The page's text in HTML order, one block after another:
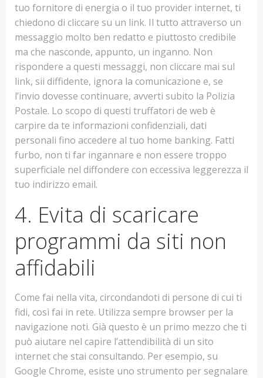
tuo fornitore di energia o il tuo provider internet, ti
chiedono di cliccare su un link. Il tutto attraverso un
messaggio molto ben redatto e piuttosto credibile
ma che nasconde, appunto, un inganno. Non
rispondere a questi messaggi, non cliccare mai sul
link, sii diffidente, ignora la comunicazione e, se
l’invio dovesse continuare, avverti subito la Polizia
Postale. Lo scopo di questi truffatori de web è
carpire da te informazioni confidenziali, dati
personali fino accedere al tuo home banking. Fatti
furbo, non ti far ingannare e non essere troppo
superficiale nel diffondere con eccessiva leggerezza il
tuo indirizzo email.
4. Evita di scaricare
programmi da siti non
affidabili
Come fai nella vita, circondandoti di persone di cui ti
fidi, così fai in rete. Utilizza sempre browser per la
navigazione noti. Già questo è un primo mezzo che ti
può aiutare nel capire l’attendibilità di un sito
internet che stai consultando. Per esempio, su
Google Chrome, esiste uno strumento per segnalare